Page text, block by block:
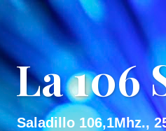
La 106
Saladillo 106,1Mhz.,